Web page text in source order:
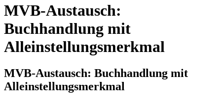
MVB-Austausch:
Buchhandlung mit
Alleinstellungsmerkmal
MVB-Austausch: Buchhandlung mit
Alleinstellungsmerkmal